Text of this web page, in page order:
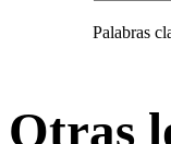
Palabras
Otras